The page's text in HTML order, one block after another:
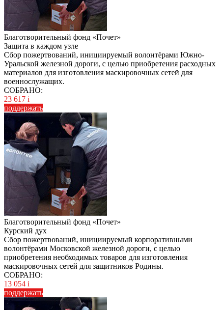
Благотворительный фонд «Почет»
Защита в каждом узле
Сбор пожертвований, инициируемый волонтёрами Южно-
Уральской железной дороги, с целью приобретения расходных
материалов для изготовления маскировочных сетей для
военнослужащих.
СОБРАНО:
23 617 i
поддержать
Благотворительный фонд «Почет»
Курский дух
Сбор пожертвований, инициируемый корпоративными
волонтёрами Московской железной дороги, с целью
приобретения необходимых товаров для изготовления
маскировочных сетей для защитников Родины.
СОБРАНО:
13 054 i
поддержать